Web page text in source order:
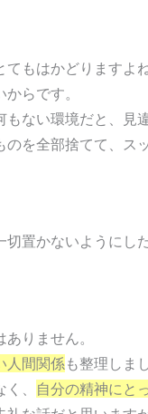
もはかどりますよ
らです。
ない環境だと、見
を全部捨てて、ス
置かないようにし
りません。
人間関係も整理しま
、 自分の精神にと